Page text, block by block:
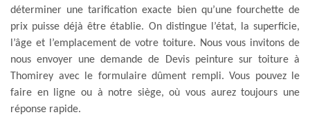
déterminer une tarification exacte bien qu’une fourchette de
prix puisse déjà être établie. On distingue l’état, la superficie,
l’âge et l’emplacement de votre toiture. Nous vous invitons de
nous envoyer une demande de Devis peinture sur toiture à
Thomirey avec le formulaire dûment rempli. Vous pouvez le
faire en ligne ou à notre siège, où vous aurez toujours une
réponse rapide.